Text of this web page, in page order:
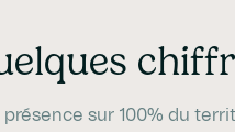
présence sur 100% du